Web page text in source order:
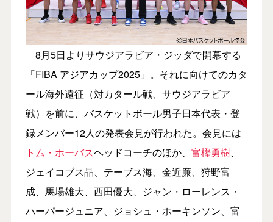
8月5日よりサウジアラビア・ジッダで開幕する
「FIBA アジアカップ2025」。それに向けてのカタ
ール海外遠征（対カタール戦、サウジアラビア
戦）を前に、バスケットボール男子日本代表・登
録メンバー12人の発表会見が行われた。会見には
トム・ホーバスヘッドコーチのほか、 富樫勇樹、
ジェイコブス晶、テーブス海、金近廉、狩野富
成、馬場雄大、西田優大、ジャン・ローレンス・
ハーパージュニア、ジョシュ・ホーキンソン、富